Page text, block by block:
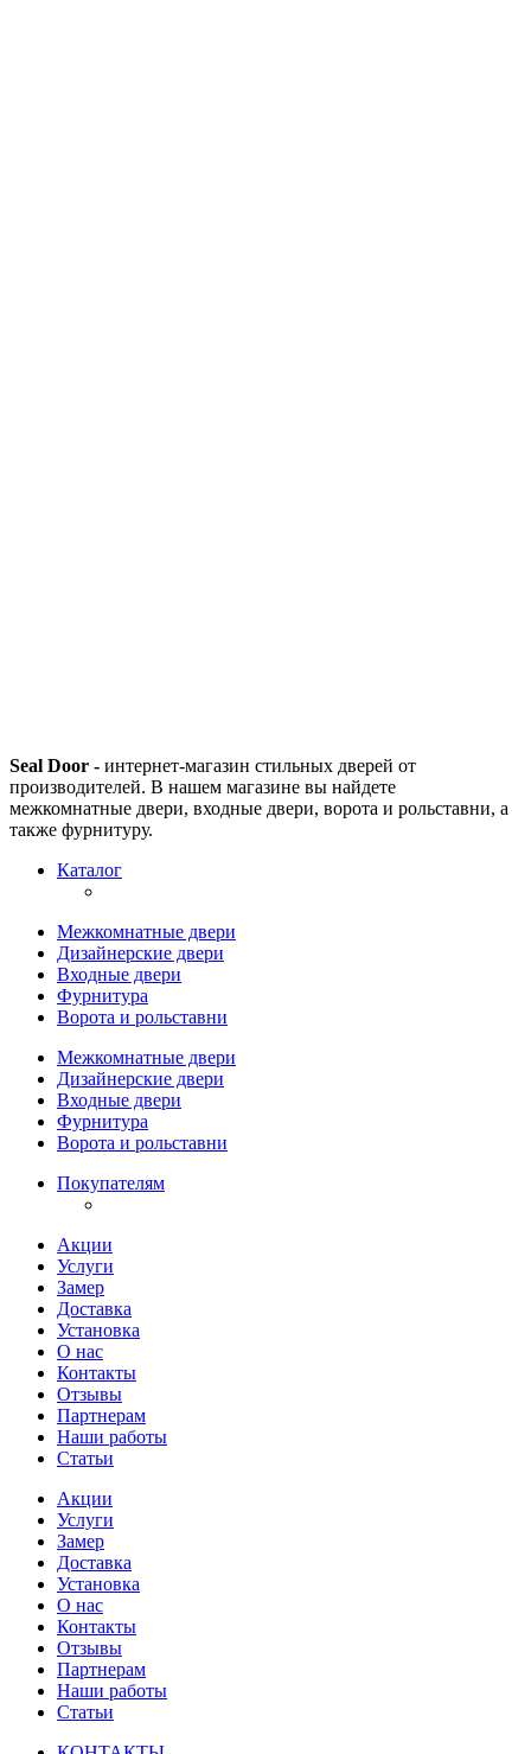
Seal Door - интернет-магазин стильных дверей от
производителей. В нашем магазине вы найдете
межкомнатные двери, входные двери, ворота и рольставни, а
также фурнитуру.
Каталог
Межкомнатные двери
Дизайнерские двери
Входные двери
Фурнитура
Ворота и рольставни
Межкомнатные двери
Дизайнерские двери
Входные двери
Фурнитура
Ворота и рольставни
Покупателям
Акции
Услуги
Замер
Доставка
Установка
О нас
Контакты
Отзывы
Партнерам
Наши работы
Статьи
Акции
Услуги
Замер
Доставка
Установка
О нас
Контакты
Отзывы
Партнерам
Наши работы
Статьи